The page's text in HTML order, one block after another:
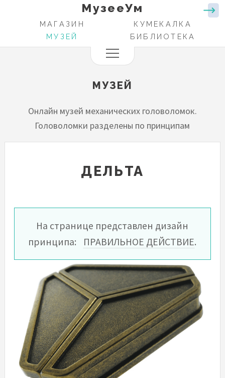
МузееУм
ОСНОВНАЯ
НАВИГАЦИЯ
МУЗЕЙ БИБЛИОТЕКА
МАГАЗИН КУМЕКАЛКА
ДЕЛЬТА
На странице представлен дизайн
принципа:
ПРАВИЛЬНОЕ ДЕЙСТВИЕ.
МУЗЕЙ
Онлайн музей механических головоломок.
Головоломки разделены по принципам